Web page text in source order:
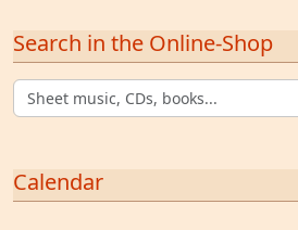
Search in the Online-Shop
Calendar